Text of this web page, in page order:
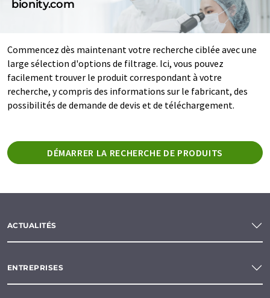
bionity.com
Commencez dès maintenant votre recherche ciblée avec une
large sélection d'options de filtrage. Ici, vous pouvez
facilement trouver le produit correspondant à votre
recherche, y compris des informations sur le fabricant, des
possibilités de demande de devis et de téléchargement.
DÉMARRER LA RECHERCHE DE PRODUITS
ACTUALITÉS
ENTREPRISES